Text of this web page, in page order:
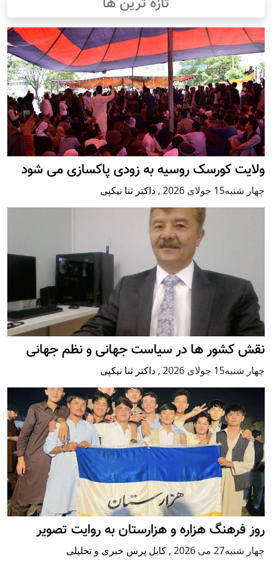
ولایت کورسک روسیه به زودی پاکسازی می شود
چهار شنبه15 جولای 2026 , داکتر ثنا نیکپی
نقش کشور ها در سیاست جهانی و نظم جهانی
چهار شنبه15 جولای 2026 , داکتر ثنا نیکپی
روز فرهنگ هزاره و هزارستان به روایت تصویر
چهار شنبه27 می 2026 , کابل پرس خبری و تحلیلی